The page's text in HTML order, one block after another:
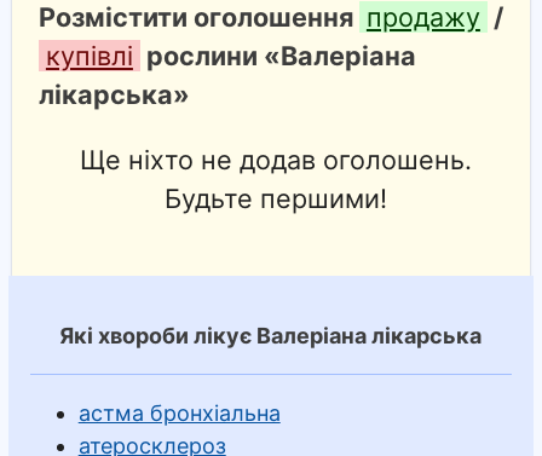
Розмістити оголошення продажу /
купівлі рослини «Валеріана
лікарська»
Ще ніхто не додав оголошень.
Будьте першими!
Які хвороби лікує Валеріана лікарська
астма бронхіальна
атеросклероз